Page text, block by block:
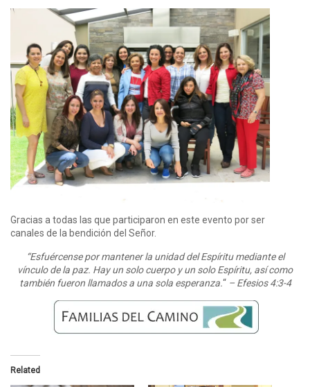
Gracias a todas las que participaron en este evento por ser
canales de la bendición del Señor.
“Esfuércense por mantener la unidad del Espíritu mediante el
vínculo de la paz. Hay un solo cuerpo y un solo Espíritu, así como
también fueron llamados a una sola esperanza.“– Efesios 4:3-4
Related